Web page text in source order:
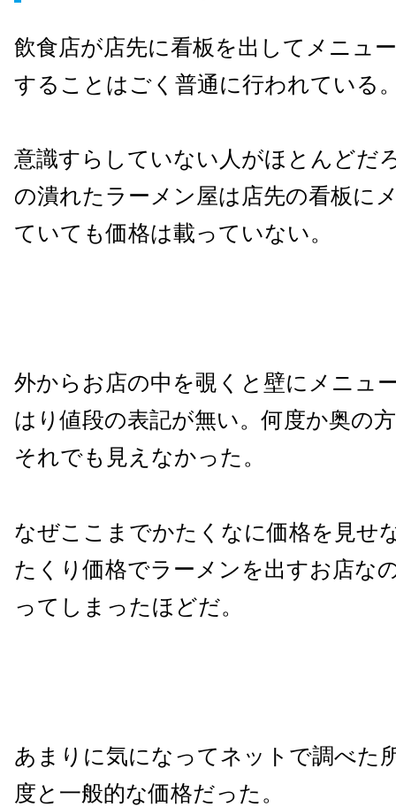
飲食店が店先に看板を出してメニュ
することはごく普通に行われている
意識すらしていない人がほとんどだ
の潰れたラーメン屋は店先の看板に
ていても価格は載っていない。
外からお店の中を覗くと壁にメニュ
はり値段の表記が無い。何度か奥の
それでも見えなかった。
なぜここまでかたくなに価格を見せ
たくり価格でラーメンを出すお店な
ってしまったほどだ。
あまりに気になってネットで調べた
度と一般的な価格だった。